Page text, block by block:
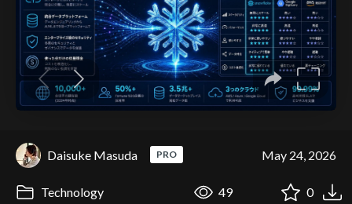
Daisuke Masuda PRO May 24, 2026
Technology 49 0